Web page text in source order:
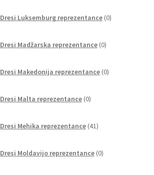
Dresi Luksemburg reprezentance 0izdelkov
Dresi Madžarska reprezentance 0izdelkov
Dresi Makedonija reprezentance 0izdelkov
Dresi Malta reprezentance 0izdelkov
Dresi Mehika reprezentance 41izdelkov
Dresi Moldavijo reprezentance 0izdelkov